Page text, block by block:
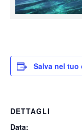
Salva nel tuo
DETTAGLI
Data: